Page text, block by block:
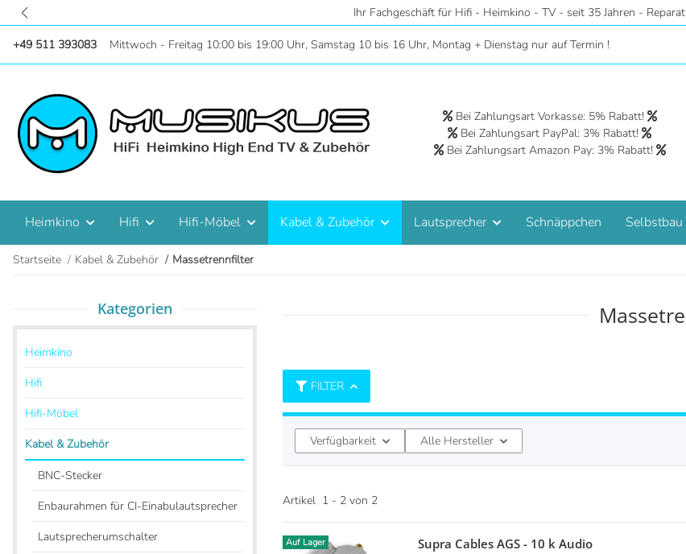
Zentral in Hannover - Riesige Auswahl auf 2 Etagen - Hörstudios in
+49 511 393083 Mittwoch - Freitag 10:00 bis 19:00 Uhr, Samstag 10 bis 16 Uhr, Montag + Dienstag nur auf Termin !
Bei Zahlungsart Vorkasse: 5% Rabatt!
Bei Zahlungsart PayPal: 3% Rabatt!
Bei Zahlungsart Amazon Pay: 3% Rabatt!
Heimkino Hifi Hifi-Möbel Kabel & Zubehör Lautsprecher Schnäppchen
Startseite Kabel & Zubehör Massetrennfilter
FILTER
Verfügbarkeit Alle Hersteller
Artikel 1 - 2 von 2
Auf Lager
Auf Lager Supra Cables AGS - 10 k Audio
Kategorien
Heimkino
Hifi
Hifi-Möbel
Kabel & Zubehör
BNC-Stecker
Enbaurahmen für CI-Einabulautsprecher
Lautsprecherumschalter